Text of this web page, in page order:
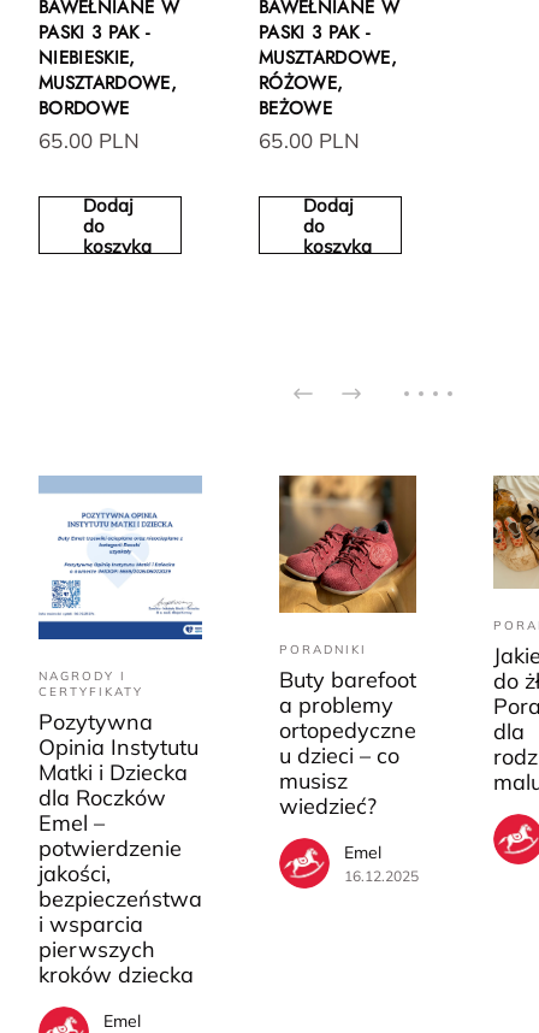
BAWEŁNIANE W
PASKI 3 PAK -
NIEBIESKIE,
MUSZTARDOWE,
BORDOWE
65.00 PLN
Dodaj
do
koszyka
BAWEŁNIANE W
PASKI 3 PAK -
MUSZTARDOWE,
RÓŻOWE,
BEŻOWE
65.00 PLN
Dodaj
do
koszyka
NAGRODY I
CERTYFIKATY
Pozytywna
Opinia Instytutu
Matki i Dziecka
dla Roczków
Emel –
potwierdzenie
jakości,
bezpieczeństwa
i wsparcia
pierwszych
kroków dziecka
Emel
PORADNIKI
Buty barefoot
a problemy
ortopedyczne
u dzieci – co
musisz
wiedzieć?
Emel
16.12.2025
do
dla